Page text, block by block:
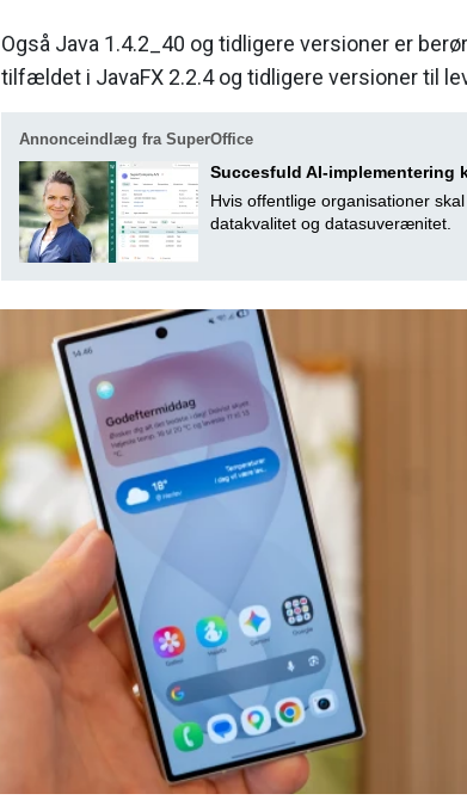
Også Java 1.4.2_40 og tidligere versioner er
tilfældet i JavaFX 2.2.4 og tidligere versioner til
Annonceindlæg fra SuperOffice
Succesfuld AI-implementering
Hvis offentlige organisationer
datakvalitet og datasuverænitet.